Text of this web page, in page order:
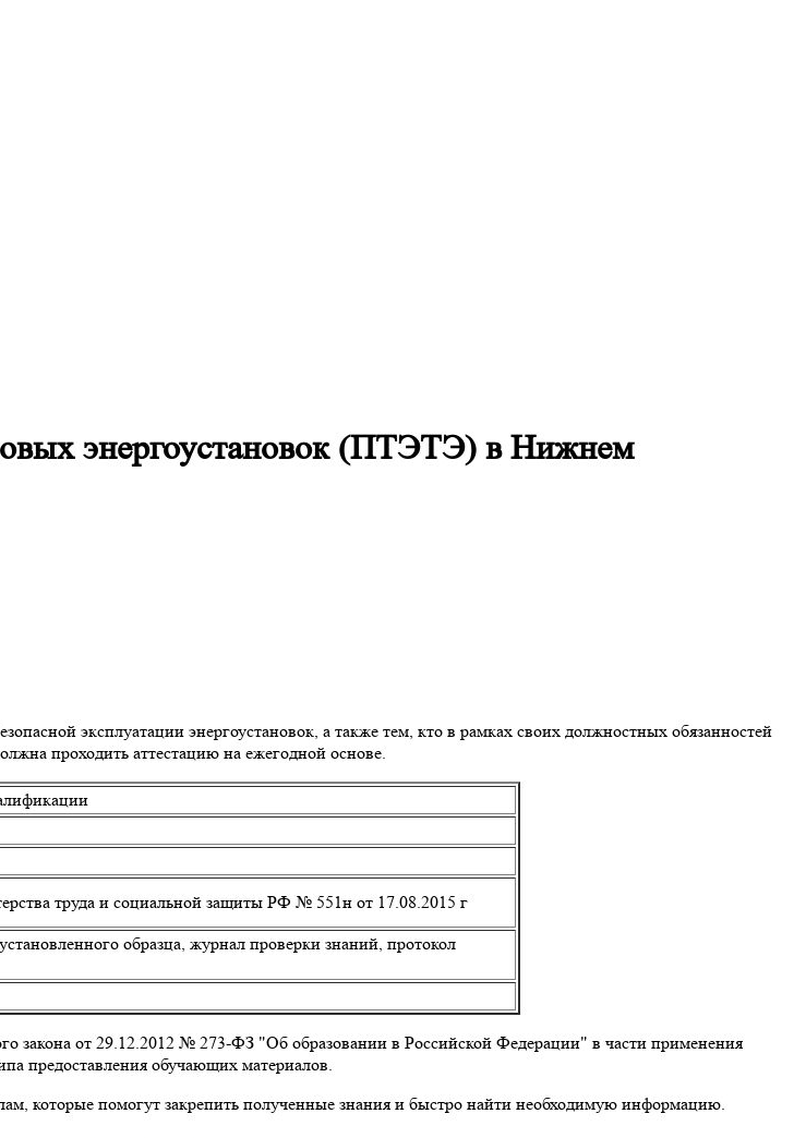
энергоустановок (ПТЭТЭ) в Нижнем
эксплуатации энергоустановок, а также тем, кто в рамках своих должностных обязанностей
проходить аттестацию на ежегодной основе.
труда и социальной защиты РФ № 551н от 17.08.2015 г
образца, журнал проверки знаний, протокол
закона от 29.12.2012 № 273-ФЗ "Об образовании в Российской Федерации" в части применения
предоставления обучающих материалов.
которые помогут закрепить полученные знания и быстро найти необходимую информацию.